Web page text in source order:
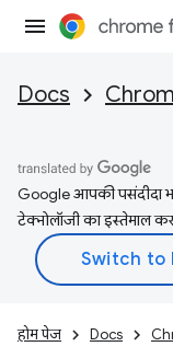
Docs
Google आपकी पसंदीदा
टेक्नोलॉजी का इस्तेमाल
होम पेज Docs